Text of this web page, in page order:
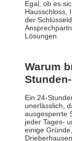
Egal, ob es
Hausschloss,
der
Lösungen.
Warum
Ein 24-
unerlässlich,
ausgesperrte
jeder Tages-
einige